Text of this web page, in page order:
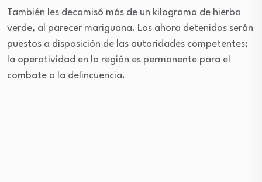
También les decomisó más de un kilogramo de hierba
verde, al parecer mariguana. Los ahora detenidos serán
puestos a disposición de las autoridades competentes;
la operatividad en la región es permanente para el
combate a la delincuencia.